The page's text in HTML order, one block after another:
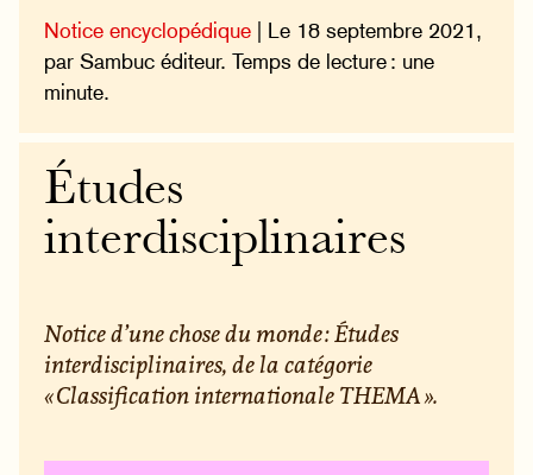
Notice encyclopédique | Le 18 septembre 2021,
par Sambuc éditeur. Temps de lecture : une
minute.
Études
interdisciplinaires
Notice d’une chose du monde : Études
interdisciplinaires, de la catégorie
« Classification internationale THEMA ».